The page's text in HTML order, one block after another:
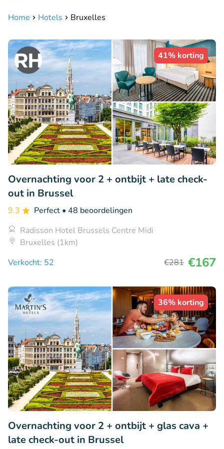
Home Hotels Bruxelles
41% korting
Overnachting voor 2 + ontbijt + late check-
out in Brussel
9.3 Perfect • 48 beoordelingen
Radisson Hotel Brussels Centre Midi
Bruxelles (1km)
Verkocht: 52
€281 €167
36% korting
Overnachting voor 2 + ontbijt + glas cava +
late check-out in Brussel